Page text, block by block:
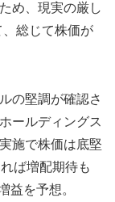
め、現実の厳し
総じて株価が
の堅調が確認さ
ールディングス
施で株価は底堅
ば増配期待も
益を予想。